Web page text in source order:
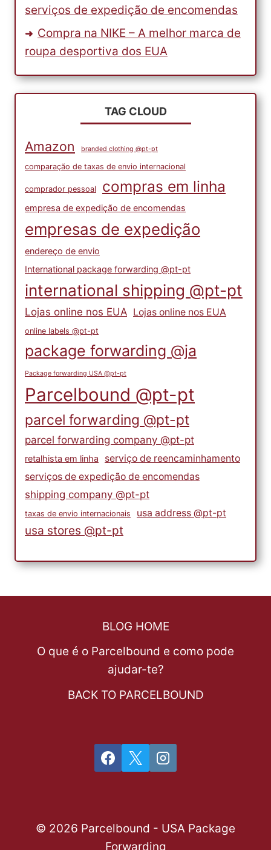
serviços de expedição de encomendas
Compra na NIKE – A melhor marca de
roupa desportiva dos EUA
TAG CLOUD
Amazon branded clothing @pt-pt
comparação de taxas de envio internacional
comprador pessoal compras em linha
empresa de expedição de encomendas
empresas de expedição
endereço de envio
International package forwarding @pt-pt
international shipping @pt-pt
Lojas online nos EUA Lojas online nos EUA
online labels @pt-pt
package forwarding @ja
Package forwarding USA @pt-pt
Parcelbound @pt-pt
parcel forwarding @pt-pt
parcel forwarding company @pt-pt
retalhista em linha
serviço de reencaminhamento
serviços de expedição de encomendas
shipping company @pt-pt
taxas de envio internacionais usa address @pt-pt
usa stores @pt-pt
BLOG HOME
O que é o Parcelbound e como pode
ajudar-te?
BACK TO PARCELBOUND
© 2026 Parcelbound - USA Package
Forwarding